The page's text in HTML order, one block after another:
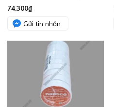
74.300₫
Gửi tin nhắn